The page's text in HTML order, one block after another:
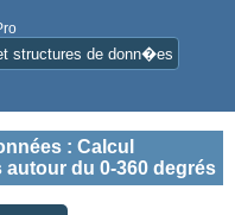
structures de donn�es
: Calcul
du 0-360 degrés